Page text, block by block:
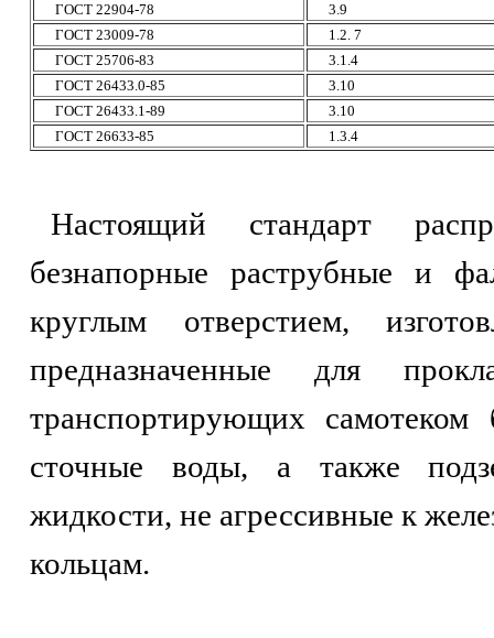
ГОСТ 22904-78
3.9
ГОСТ 23009-78
1.2. 7
ГОСТ 25706-83
3.1.4
ГОСТ 26433.0-85
3.10
ГОСТ 26433.1-89
3.10
ГОСТ 26633-85
1.3.4
Настоящий стандарт
безнапорные раструбные и
круглым отверстием,
предназначенные для
транспортирующих
сточные воды, а также
жидкости, не агрессивные к
кольцам.